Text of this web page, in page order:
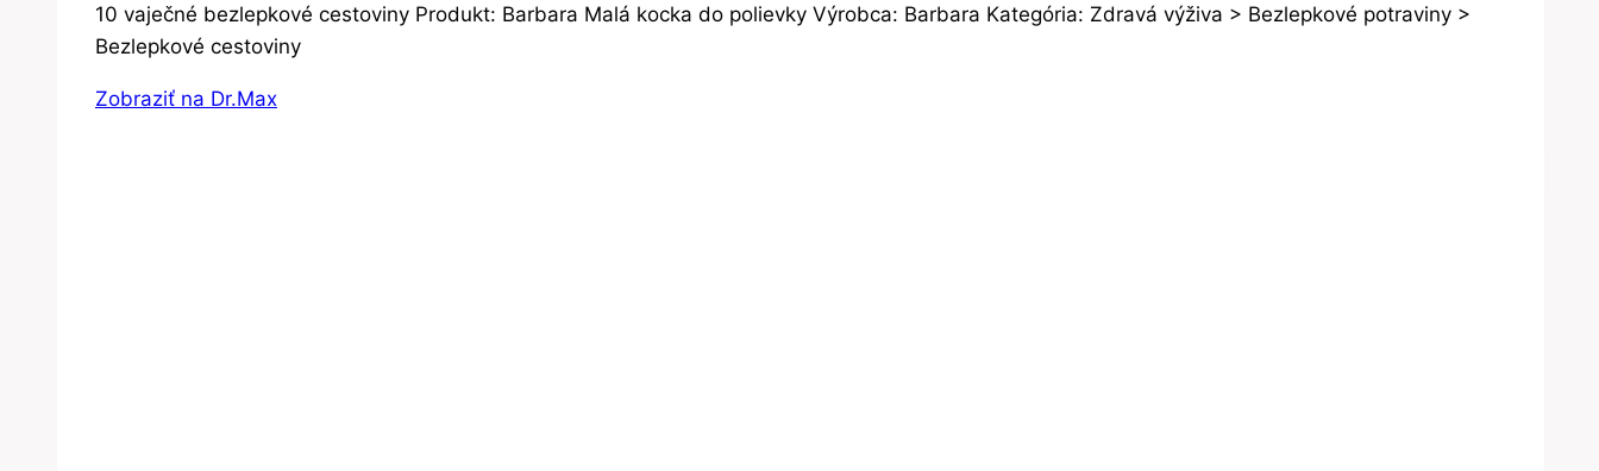
10 vaječné bezlepkové cestoviny Produkt: Barbara Malá kocka do polievky Výrobca: Barbara Kategória: Zdravá výživa > Bezlepkové potraviny >
Bezlepkové cestoviny
Zobraziť na Dr.Max